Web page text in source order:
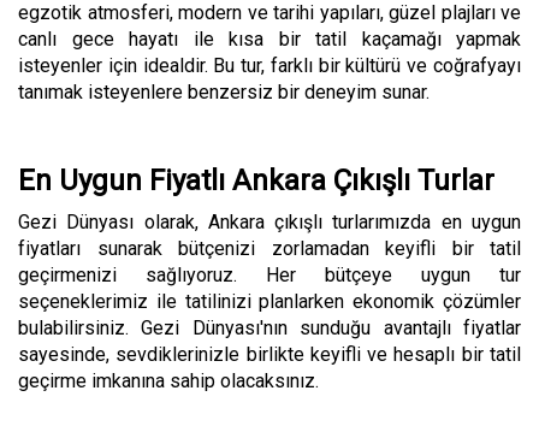
egzotik atmosferi, modern ve tarihi yapıları, güzel plajları ve
canlı gece hayatı ile kısa bir tatil kaçamağı yapmak
isteyenler için idealdir. Bu tur, farklı bir kültürü ve coğrafyayı
tanımak isteyenlere benzersiz bir deneyim sunar.
En Uygun Fiyatlı Ankara Çıkışlı Turlar
Gezi Dünyası olarak, Ankara çıkışlı turlarımızda en uygun
fiyatları sunarak bütçenizi zorlamadan keyifli bir tatil
geçirmenizi sağlıyoruz. Her bütçeye uygun tur
seçeneklerimiz ile tatilinizi planlarken ekonomik çözümler
bulabilirsiniz. Gezi Dünyası'nın sunduğu avantajlı fiyatlar
sayesinde, sevdiklerinizle birlikte keyifli ve hesaplı bir tatil
geçirme imkanına sahip olacaksınız.